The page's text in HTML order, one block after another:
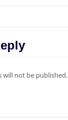
will not be published.